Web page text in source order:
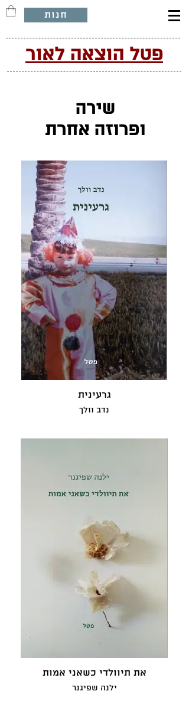
חנות
פטל הוצאה לאור
שירה
ופרוזה אחרת
גרעינית
נדב וולך
את תיוולדי כשאני אמות
ילנה שפיגנר